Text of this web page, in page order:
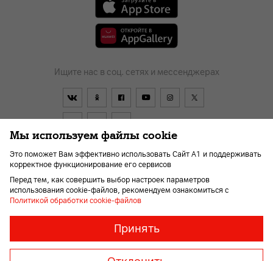
Ищите нас в соц. сетях и мессенджерах
Договор О компании Оплата
Помощь и поддержка
Kарьера Для слабовидящих
© 2026 Унитарное предприятие «А1». Все права защищены.
Member of A1 Group
Мы используем файлы cookie
Это поможет Вам эффективно использовать Сайт А1 и поддерживать
корректное функционирование его сервисов
Перед тем, как совершить выбор настроек параметров
использования cookie-файлов, рекомендуем ознакомиться с
Политикой обработки cookie-файлов
«cookie»
Принять